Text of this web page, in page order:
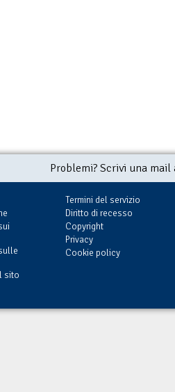
Problemi? Scrivi una
sito
Termini del servizio
Diritto di recesso
Copyright
Privacy
Cookie policy